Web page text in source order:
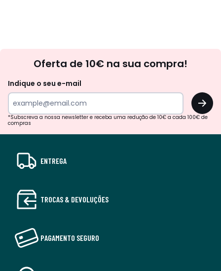
Oferta de 10€ na sua compra!
Indique o seu e-mail
OK
*Subscreva a nossa newsletter e receba uma redução de 10€ a cada 100€ de
compras
ENTREGA
TROCAS & DEVOLUÇÕES
PAGAMENTO SEGURO